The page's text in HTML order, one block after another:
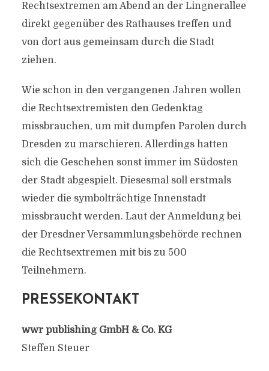
Rechtsextremen am Abend an der Lingnerallee
direkt gegenüber des Rathauses treffen und
von dort aus gemeinsam durch die Stadt
ziehen.
Wie schon in den vergangenen Jahren wollen
die Rechtsextremisten den Gedenktag
missbrauchen, um mit dumpfen Parolen durch
Dresdenzu marschieren. Allerdings hatten
sich die Geschehen sonst immer im Südosten
der Stadt abgespielt. Diesesmal soll erstmals
wieder die symbolträchtige Innenstadt
missbraucht werden. Laut der Anmeldung bei
der Dresdner Versammlungsbehörde rechnen
die Rechtsextremenmit bis zu 500
Teilnehmern.
PRESSEKONTAKT
wwr publishing GmbH & Co. KG
Steffen Steuer